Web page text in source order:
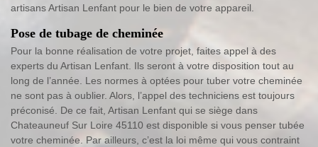
artisans Artisan Lenfant pour le bien de votre appareil.
Pose de tubage de cheminée
Pour la bonne réalisation de votre projet, faites appel à des
experts du Artisan Lenfant. Ils seront à votre disposition tout au
long de l’année. Les normes à optées pour tuber votre cheminée
ne sont pas à oublier. Alors, l’appel des techniciens est toujours
préconisé. De ce fait, Artisan Lenfant qui se siège dans
Chateauneuf Sur Loire 45110 est disponible si vous penser tubée
votre cheminée. Par ailleurs, c’est la loi même qui vous contraint